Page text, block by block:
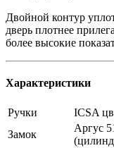
Двойной контур
дверь плотнее
более высокие
Характеристики
Ручки
ICSA
Замок
Аргус